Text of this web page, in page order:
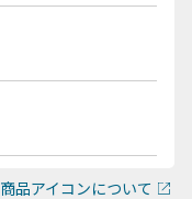
商品アイコンについて